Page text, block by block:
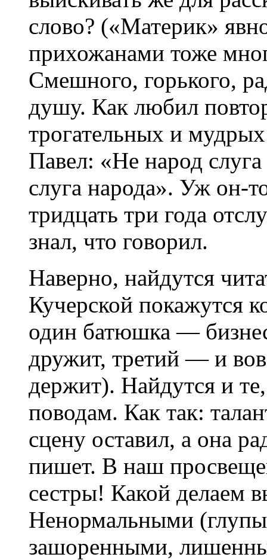
слово? («Материк»
прихожанами тоже
Смешного, горького,
душу. Как любил
трогательных и мудрых
Павел: «Не народ
слуга народа». Уж он-
тридцать три года
знал, что говорил.
Наверно, найдутся
Кучерской покажутся
один батюшка —
дружит, третий — и
держит). Найдутся и
поводам. Как так:
сцену оставил, а она
пишет. В наш
сестры! Какой делаем
Ненормальными
зашоренными,